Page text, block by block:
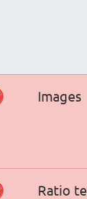
Images
Ratio